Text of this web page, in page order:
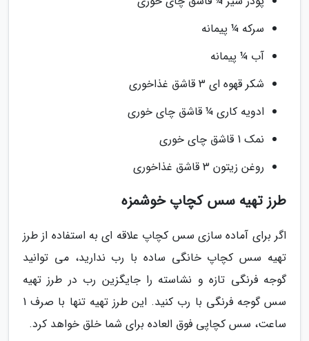
سرکه ¼ پیمانه
آب ¼ پیمانه
شکر قهوه ای 3 قاشق غذاخوری
ادویه کاری ¼ قاشق چای خوری
نمک 1 قاشق چای خوری
روغن زیتون 3 قاشق غذاخوری
طرز تهیه سس کچاپ خوشمزه
اگر برای آماده سازی سس کچاپ علاقه ای به استفاده از طرز
تهیه سس کچاپ خانگی ساده با رب ندارید، می توانید
گوجه فرنگی تازه و نشاسته را جایگزین رب در طرز تهیه
سس گوجه فرنگی با رب کنید. این طرز تهیه تنها با صرف 1
ساعت، سس کچاپی فوق العاده برای شما خلق خواهد کرد.